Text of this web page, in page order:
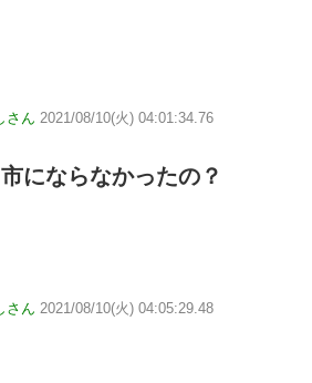
さん 2021/08/10(火) 04:01:34.76
にならなかったの？
さん 2021/08/10(火) 04:05:29.48